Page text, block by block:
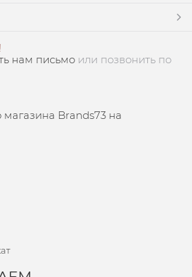
нам письмо или позвонить по